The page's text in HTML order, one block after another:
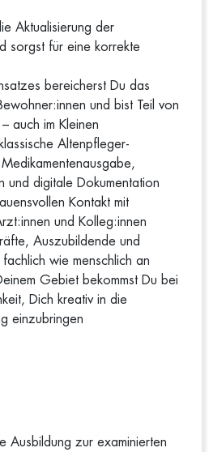
Aktualisierung der
sorgst für eine korrekte
bereicherst Du das
und bist Teil von
auch im Kleinen
Altenpfleger-
und digitale Dokumentation
Kontakt mit
und Kolleg:innen
Auszubildende und
fachlich wie menschlich an
Gebiet bekommst Du bei
Dich kreativ in die
einzubringen
Ausbildung zur examinierten